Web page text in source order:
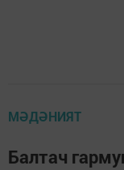
МӘДӘНИЯТ
Балтач